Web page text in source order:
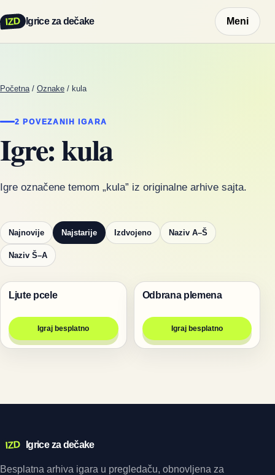
IZD Igrice za dečake Meni
Početna / Oznake / kula
2 POVEZANIH IGARA
Igre: kula
Igre označene temom „kula” iz originalne arhive sajta.
Najnovije Najstarije Izdvojeno Naziv A–Š
Naziv Š–A
Pucanje
Ljute pcele
Igraj besplatno
Pucanje
Odbrana plemena
Igraj besplatno
IZD Igrice za dečake
Besplatna arhiva igara u pregledaču, obnovljena za